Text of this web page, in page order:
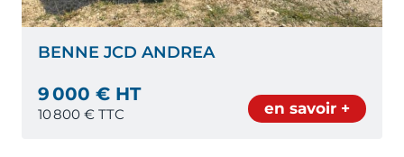
BENNE JCD ANDREA
9 000 € HT
10 800 € TTC en savoir +